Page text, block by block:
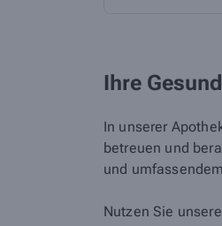
Ihre
In unserer
betreuen und
und
Nutzen Sie